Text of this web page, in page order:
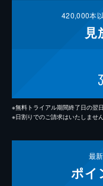
420,000本
見
※無料トライアル期間終了日の翌
※日割りでのご請求はいたしません
最
ポイ